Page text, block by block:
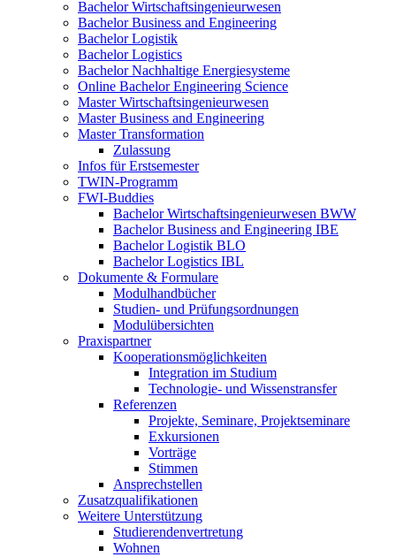
Bachelor Wirtschaftsingenieurwesen
Bachelor Business and Engineering
Bachelor Logistik
Bachelor Logistics
Bachelor Nachhaltige Energiesysteme
Online Bachelor Engineering Science
Master Wirtschaftsingenieurwesen
Master Business and Engineering
Master Transformation
Zulassung
Infos für Erstsemester
TWIN-Programm
FWI-Buddies
Bachelor Wirtschaftsingenieurwesen BWW
Bachelor Business and Engineering IBE
Bachelor Logistik BLO
Bachelor Logistics IBL
Dokumente & Formulare
Modulhandbücher
Studien- und Prüfungsordnungen
Modulübersichten
Praxispartner
Kooperationsmöglichkeiten
Integration im Studium
Technologie- und Wissenstransfer
Referenzen
Projekte, Seminare, Projektseminare
Exkursionen
Vorträge
Stimmen
Ansprechstellen
Zusatzqualifikationen
Weitere Unterstützung
Studierendenvertretung
Wohnen